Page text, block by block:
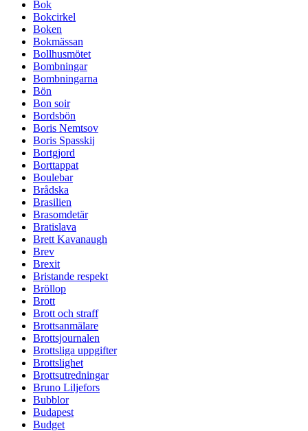
Bok
Bokcirkel
Boken
Bokmässan
Bollhusmötet
Bombningar
Bombningarna
Bön
Bon soir
Bordsbön
Boris Nemtsov
Boris Spasskij
Bortgjord
Borttappat
Boulebar
Brådska
Brasilien
Brasomdetär
Bratislava
Brett Kavanaugh
Brev
Brexit
Bristande respekt
Bröllop
Brott
Brott och straff
Brottsanmälare
Brottsjournalen
Brottsliga uppgifter
Brottslighet
Brottsutredningar
Bruno Liljefors
Bubblor
Budapest
Budget